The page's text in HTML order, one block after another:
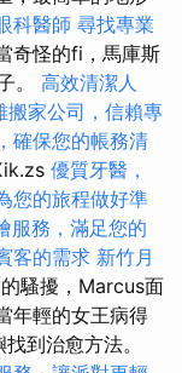
科醫師 尋找專業
奇怪的fi，馬庫斯
。 高效清潔人
搬家公司，信賴專
確保您的帳務清
優質牙醫，
您的旅程做好準
服務，滿足您的
客的需求 新竹月
騷擾，Marcus面
年輕的女王病得
到治愈方法。